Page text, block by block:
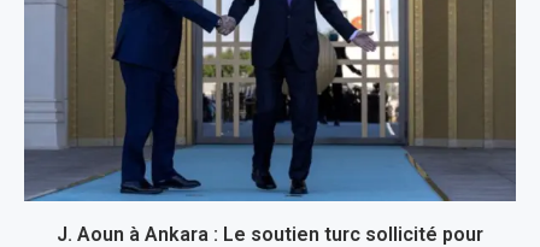
J. Aoun à Ankara : Le soutien turc sollicité pour